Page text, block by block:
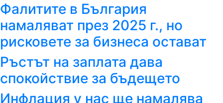
Фалитите в България
намаляват през 2025 г., но
рисковете за бизнеса остават
Ръстът на заплата дава
спокойствие за бъдещето
Инфлация у нас ще намалява